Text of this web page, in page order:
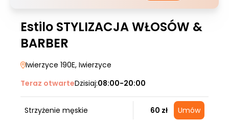
Estilo STYLIZACJA WŁOSÓW &
BARBER
Iwierzyce 190E, Iwierzyce
Teraz otwarteDzisiaj:08:00-20:00
Strzyżenie męskie 60 zł Umów